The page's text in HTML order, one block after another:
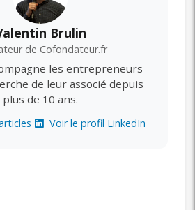
Brulin
de Cofondateur.fr
les entrepreneurs
de leur associé depuis
plus de 10 ans.
Voir le profil LinkedIn